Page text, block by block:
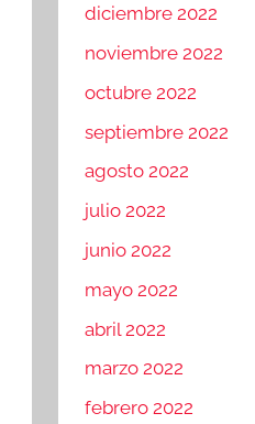
diciembre 2022
noviembre 2022
octubre 2022
septiembre 2022
agosto 2022
julio 2022
junio 2022
mayo 2022
abril 2022
marzo 2022
febrero 2022